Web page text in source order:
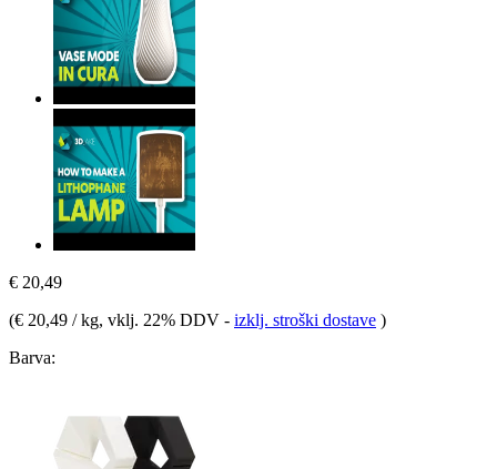
€ 20,49
(€ 20,49 / kg, vklj. 22% DDV - izklj. stroški dostave )
Barva: